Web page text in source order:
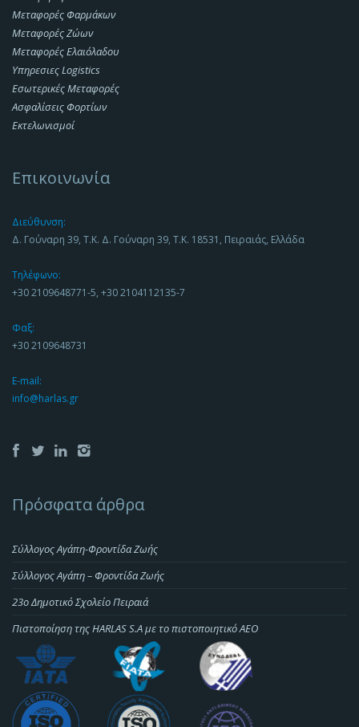
Μεταφορές Φαρμάκων
Μεταφορές Ζώων
Μεταφορές Ελαιόλαδου
Υπηρεσιες Logistics
Εσωτερικές Μεταφορές
Ασφαλίσεις Φορτίων
Εκτελωνισμοί
Επικοινωνία
Διεύθυνση:
Δ. Γούναρη 39, Τ.Κ. Δ. Γούναρη 39, Τ.Κ. 18531, Πειραιάς, Ελλάδα
Τηλέφωνο:
+30 2109648771-5, +30 2104112135-7
Φαξ:
+30 2109648731
E-mail:
info@harlas.gr
Πρόσφατα άρθρα
Σύλλογος Αγάπη-Φροντίδα Ζωής
Σύλλογος Αγάπη – Φροντίδα Ζωής
23o Δημοτικό Σχολείο Πειραιά
Πιστοποίηση της HARLAS S.A με το πιστοποιητικό ΑΕΟ